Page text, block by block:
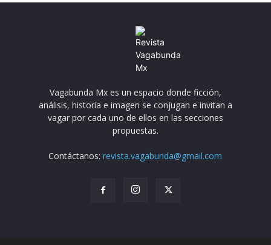
Vagabunda Mx es un espacio donde ficción,
análisis, historia e imagen se conjugan e invitan a
vagar por cada uno de ellos en las secciones
propuestas.
Contáctanos:revista.vagabunda@gmail.com